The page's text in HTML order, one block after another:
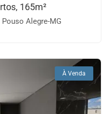
165m²
Alegre-MG
À Venda